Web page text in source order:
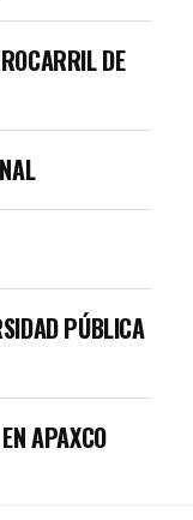
DE
PÚBLICA
APAXCO